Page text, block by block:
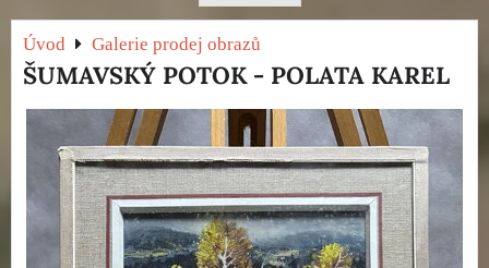
Úvod Galerie prodej obrazů
ŠUMAVSKÝ POTOK - POLATA KAREL